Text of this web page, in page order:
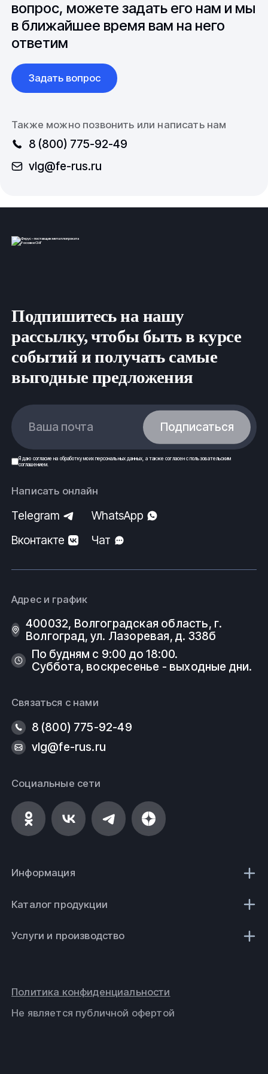
вопрос, можете задать его нам и мы
в ближайшее время вам на него
ответим
Задать вопрос
Также можно позвонить или написать нам
8 (800) 775-92-49
vlg@fe-rus.ru
Подпишитесь на нашу
рассылку, чтобы быть в курсе
событий и получать самые
выгодные предложения
Ваша почта Подписаться
Я даю согласие на обработку моих персональных данных, а также согласен спользовательским
соглашением.
Написать онлайн
Telegram
WhatsApp
Вконтакте
Чат
Адрес и график
400032, Волгоградская область, г.
Волгоград, ул. Лазоревая, д. 338б
По будням с 9:00 до 18:00.
Суббота, воскресенье - выходные дни.
Связаться с нами
8 (800) 775-92-49
vlg@fe-rus.ru
Социальные сети
Информация
Каталог продукции
Услуги и производство
Не является публичной офертой
Политика конфиденциальности